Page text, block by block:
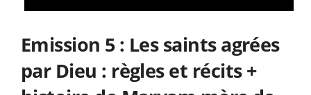
Emission 5 : Les saints agrées
par Dieu : règles et récits +